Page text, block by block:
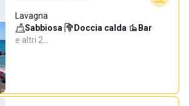
Lavagna
Sabbiosa· Doccia calda· Bar·
e altri 2…